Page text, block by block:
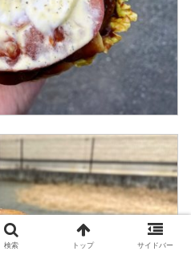
検索 トップ サイドバー